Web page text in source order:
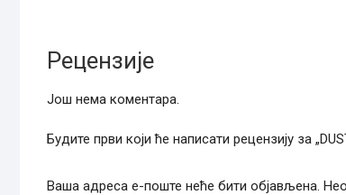
Рецензије
Још нема коментара.
Будите први који ће написати рецензију за
Ваша адреса е-поште неће бити објављена.